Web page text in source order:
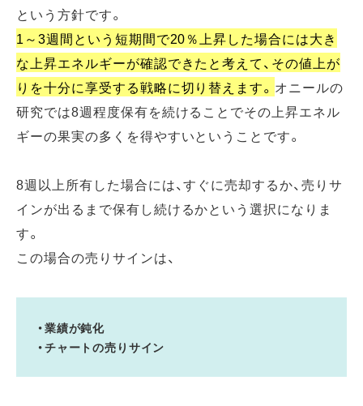
という方針です。
1～3週間という短期間で20％上昇した場合には大き
な上昇エネルギーが確認できたと考えて、その値上が
りを十分に享受する戦略に切り替えます。 オニールの
研究では8週程度保有を続けることでその上昇エネル
ギーの果実の多くを得やすいということです。
8週以上所有した場合には、すぐに売却するか、売りサ
インが出るまで保有し続けるかという選択になりま
す。
この場合の売りサインは、
・業績が鈍化
・チャートの売りサイン